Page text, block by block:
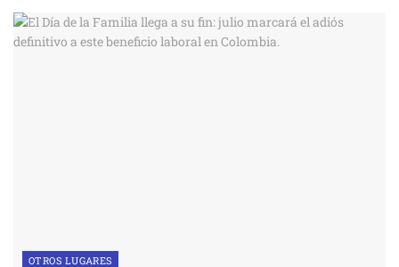
OTROS LUGARES